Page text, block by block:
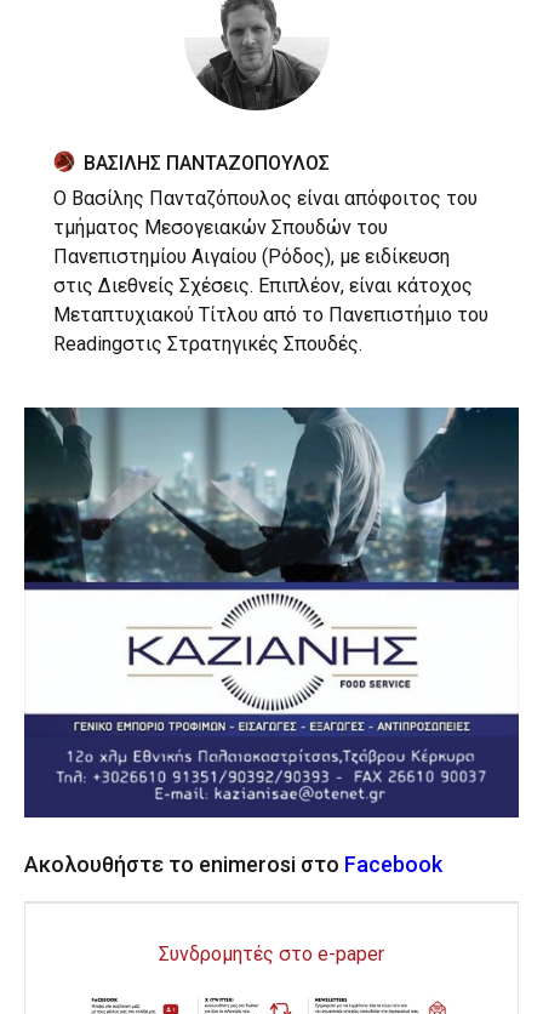
ΒΑΣΙΛΗΣ ΠΑΝΤΑΖΟΠΟΥΛΟΣ
Ο Βασίλης Πανταζόπουλος είναι απόφοιτος του
τμήματος Μεσογειακών Σπουδών του
Πανεπιστημίου Αιγαίου (Ρόδος), με ειδίκευση
στις Διεθνείς Σχέσεις. Επιπλέον, είναι κάτοχος
Μεταπτυχιακού Τίτλου από το Πανεπιστήμιο του
Readingστις Στρατηγικές Σπουδές.
Ακολουθήστε το enimerosi στο Facebook
Συνδρομητές στο e-paper